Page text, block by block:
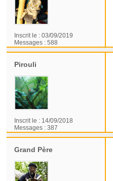
Inscrit le :03/09/2019
Messages :588
Pirouli
Inscrit le : 14/09/2018
Messages :387
Grand Père